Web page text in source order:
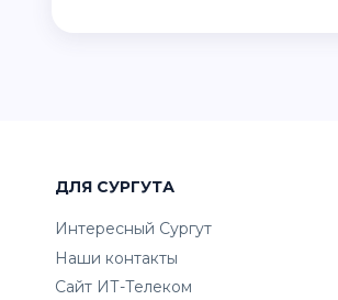
ДЛЯ СУРГУТА
Интересный Сургут
Наши контакты
Сайт ИТ-Телеком